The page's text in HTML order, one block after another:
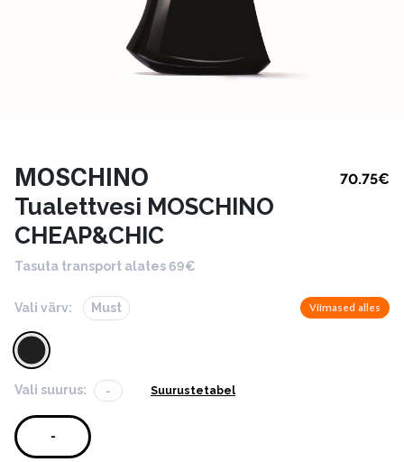
MOSCHINO 70.75€
Tualettvesi MOSCHINO
CHEAP&CHIC
Tasuta transport alates 69€
Vali värv: Must Viimased alles
Vali suurus: - Suurustetabel
-